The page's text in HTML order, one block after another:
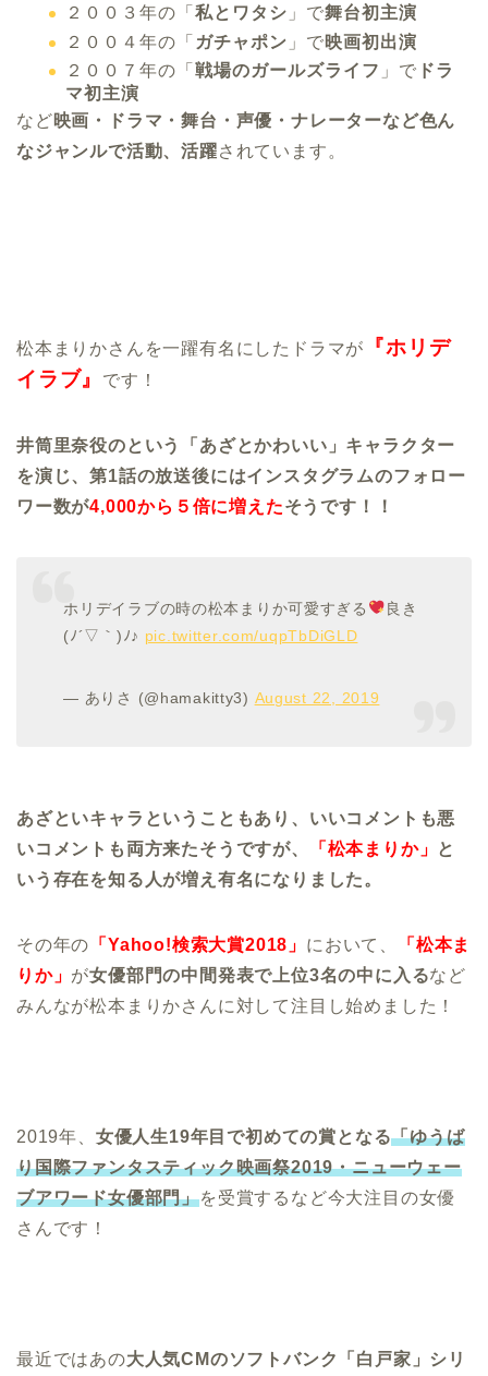
２００３年の「 私とワタシ 」で舞台初主演
２００４年の「 ガチャポン 」で映画初出演
２００７年の「 戦場のガールズライフ 」で ドラ
マ初主演
など映画 ・ドラマ・舞台・声優・ナレーターなど色ん
なジャンルで活動、活躍されています。
松本まりかさんを一躍有名にしたドラマが
『ホリデ
イラブ』
です！
井筒里奈役のという「あざとかわいい」キャラクター
を演じ、第1話の放送後にはインスタグラムのフォロー
ワー数が4,000から５倍に増えたそうです！！
ホリデイラブの時の松本まりか可愛すぎる
良き
(ﾉ´▽｀)ﾉ♪ pic.twitter.com/uqpTbDiGLD
— ありさ (@hamakitty3) August 22, 2019
あざといキャラということもあり、いいコメントも悪
いコメントも両方来たそうですが、
「松本まりか」 と
いう存在を知る人が増え有名になりました。
その年の 「Yahoo!検索大賞2018」 において、
「松本ま
りか」 が女優部門の中間発表で上位3名の中に入るなど
みんなが松本まりかさんに対して注目し始めました！
2019年、 女優人生19年目で初めての賞となる「ゆうば
り国際ファンタスティック映画祭2019・ニューウェー
ブアワード女優部門」を受賞するなど今大注目の女優
さんです！
最近ではあの大人気CMのソフトバンク「白戸家」シリ